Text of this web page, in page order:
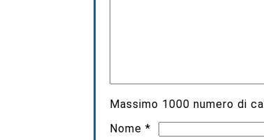
Massimo 1000 numero di
Nome*